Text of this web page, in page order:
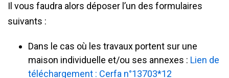
Il vous faudra alors déposer l’un des formulaires
suivants :
Dans le cas où les travaux portent sur une
maison individuelle et/ou ses annexes : Lien de
téléchargement : Cerfa n°13703*12